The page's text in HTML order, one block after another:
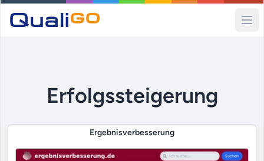
Erfolgssteigerung
Ergebnisverbesserung